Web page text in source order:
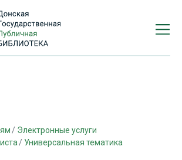
Электронные услуги
Универсальная тематика